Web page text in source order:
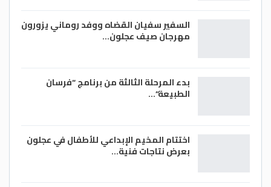
السفير سفيان القضاه ووفد روماني يزورون
مهرجان صيف عجلون…
بدء المرحلة الثالثة من برنامج “فرسان
الطبيعة”…
اختتام المخيم الإبداعي للأطفال في عجلون
بعرض نتاجات فنية…